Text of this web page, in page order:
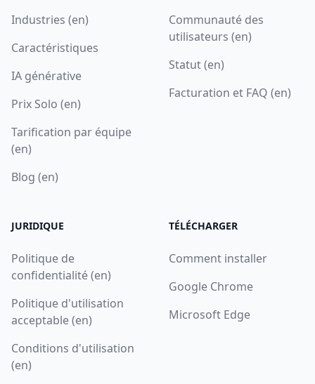
Industries (en)
Caractéristiques
IA générative
Prix Solo (en)
Tarification par équipe
(en)
Blog (en)
Communauté des
utilisateurs (en)
Statut (en)
Facturation et FAQ (en)
JURIDIQUE
Politique de
confidentialité (en)
Politique d'utilisation
acceptable (en)
Conditions d'utilisation
(en)
TÉLÉCHARGER
Comment installer
Google Chrome
Microsoft Edge